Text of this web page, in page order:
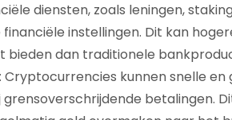
diensten, zoals leningen,
instellingen. Dit kan
bieden dan traditionele
kunnen snelle
betalingen.